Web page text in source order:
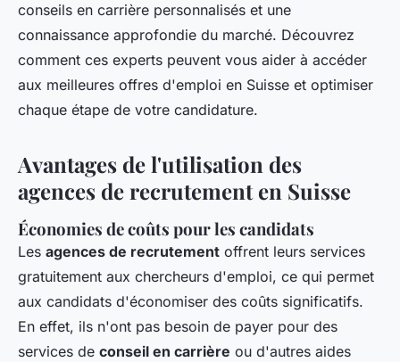
conseils en carrière personnalisés et une
connaissance approfondie du marché. Découvrez
comment ces experts peuvent vous aider à accéder
aux meilleures offres d'emploi en Suisse et optimiser
chaque étape de votre candidature.
Avantages de l'utilisation des
agences de recrutement en Suisse
Économies de coûts pour les candidats
Les agences de recrutement offrent leurs services
gratuitement aux chercheurs d'emploi, ce qui permet
aux candidats d'économiser des coûts significatifs.
En effet, ils n'ont pas besoin de payer pour des
services de conseil en carrière ou d'autres aides